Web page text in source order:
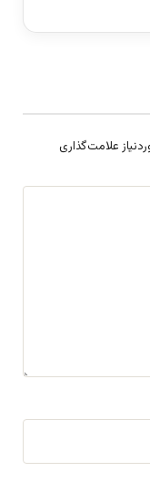
علامت‌گذاری